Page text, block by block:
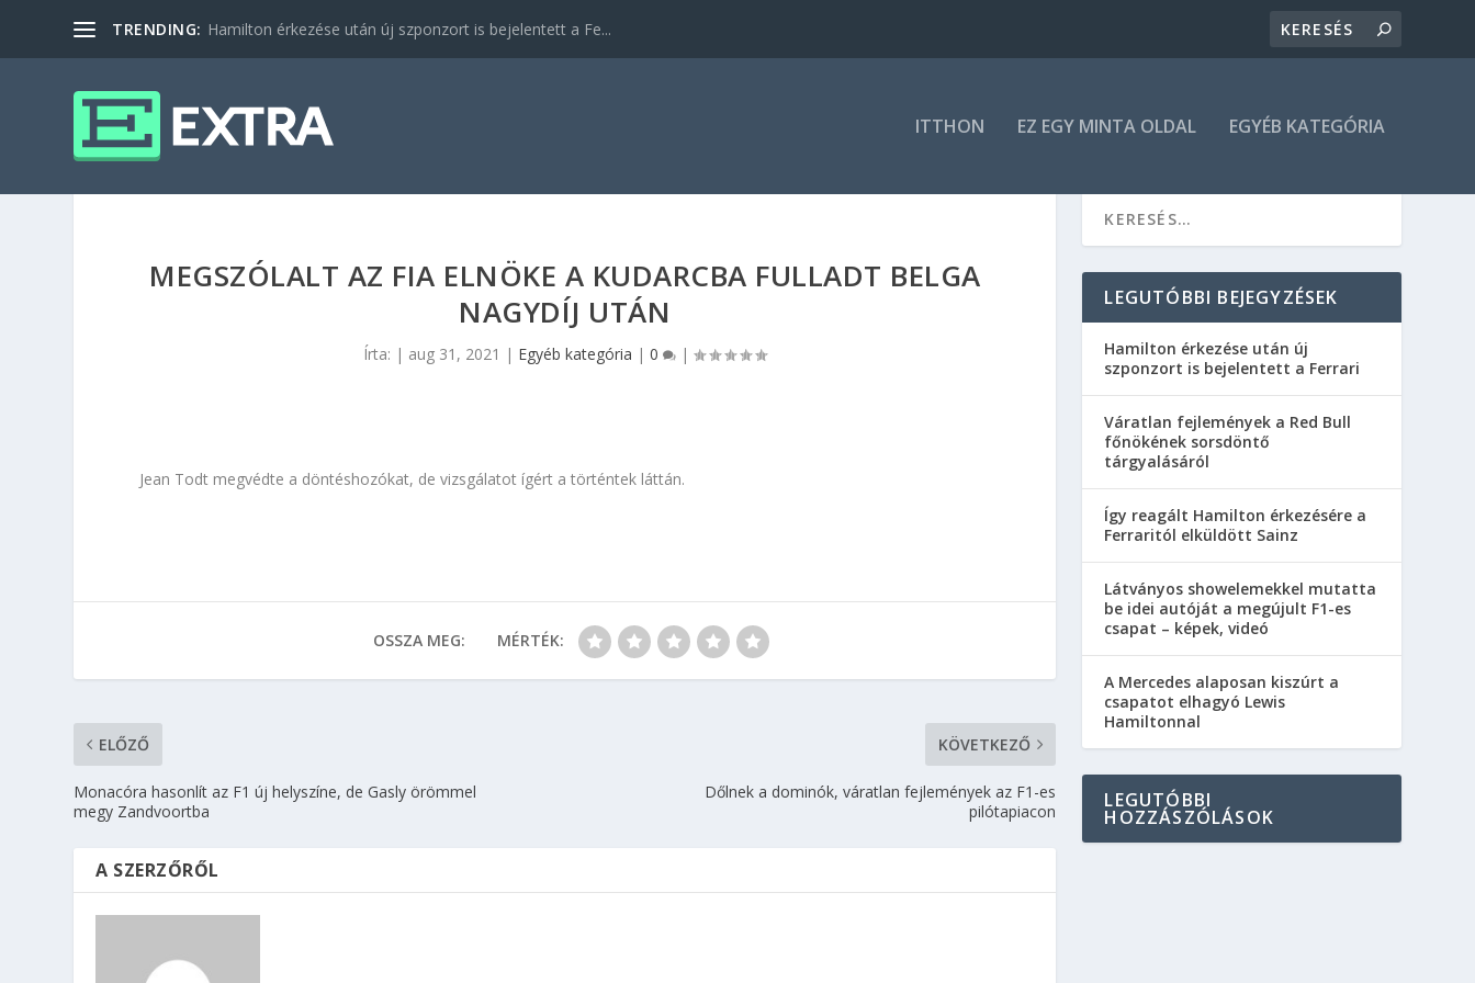
TRENDING: Hamilton érkezése után új szponzort is bejelentett a Fe...
ITTHON EZ EGY MINTA OLDAL EGYÉB KATEGÓRIA
MEGSZÓLALT AZ FIA ELNÖKE A KUDARCBA FULLADT BELGA
NAGYDÍJ UTÁN
Írta: | aug 31, 2021 | Egyéb kategória |0 |
Jean Todt megvédte a döntéshozókat, de vizsgálatot ígért a történtek láttán.
OSSZA MEG: MÉRTÉK:
ELŐZŐ
Monacóra hasonlít az F1 új helyszíne, de Gasly örömmel
megy Zandvoortba
KÖVETKEZŐ
Dőlnek a dominók, váratlan fejlemények az F1-es
pilótapiacon
A SZERZŐRŐL
LEGUTÓBBI BEJEGYZÉSEK
Hamilton érkezése után új
szponzort is bejelentett a Ferrari
Váratlan fejlemények a Red Bull
főnökének sorsdöntő
tárgyalásáról
Így reagált Hamilton érkezésére a
Ferraritól elküldött Sainz
Látványos showelemekkel mutatta
be idei autóját a megújult F1-es
csapat – képek, videó
A Mercedes alaposan kiszúrt a
csapatot elhagyó Lewis
Hamiltonnal
LEGUTÓBBI
HOZZÁSZÓLÁSOK